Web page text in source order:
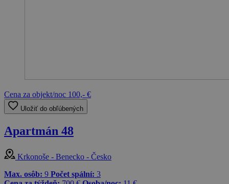
Cena za objekt/noc 100,- €
Uložiť do obľúbených
Apartmán 48
Krkonoše - Benecko - Česko
Max. osôb: 9 Počet spální: 3